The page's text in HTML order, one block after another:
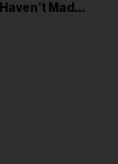
Made